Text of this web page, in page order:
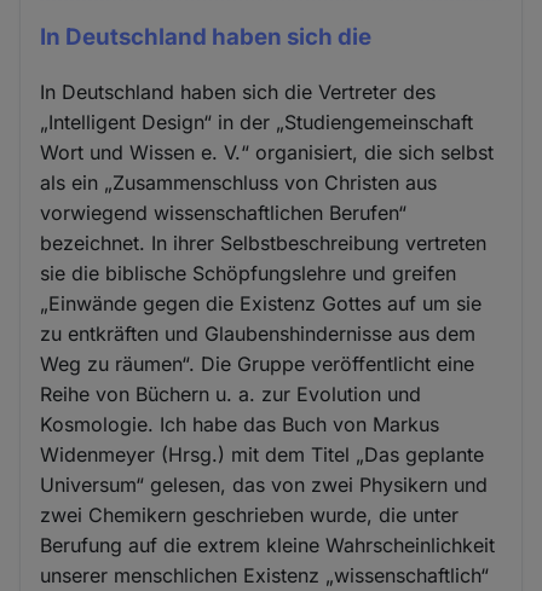
In Deutschland haben sich die
In Deutschland haben sich die Vertreter des
„Intelligent Design“ in der „Studiengemeinschaft
Wort und Wissen e. V.“ organisiert, die sich selbst
als ein „Zusammenschluss von Christen aus
vorwiegend wissenschaftlichen Berufen“
bezeichnet. In ihrer Selbstbeschreibung vertreten
sie die biblische Schöpfungslehre und greifen
„Einwände gegen die Existenz Gottes auf um sie
zu entkräften und Glaubenshindernisse aus dem
Weg zu räumen“. Die Gruppe veröffentlicht eine
Reihe von Büchern u. a. zur Evolution und
Kosmologie. Ich habe das Buch von Markus
Widenmeyer (Hrsg.) mit dem Titel „Das geplante
Universum“ gelesen, das von zwei Physikern und
zwei Chemikern geschrieben wurde, die unter
Berufung auf die extrem kleine Wahrscheinlichkeit
unserer menschlichen Existenz „wissenschaftlich“